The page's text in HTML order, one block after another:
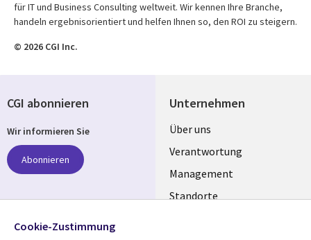
für IT und Business Consulting weltweit. Wir kennen Ihre Branche,
handeln ergebnisorientiert und helfen Ihnen so, den ROI zu steigern.
© 2026 CGI Inc.
Unternehmen
Useful
links
GERMANY
Über uns
Verantwortung
Management
Standorte
CGI abonnieren
Wir informieren Sie
Abonnieren
Folgen Sie uns
Cookie-Zustimmung